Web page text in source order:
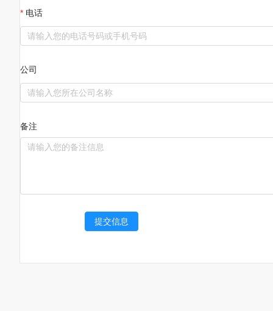
电话
公司
备注
提交信息